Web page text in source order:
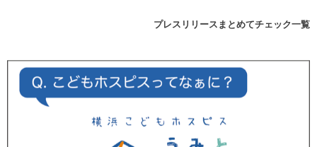
プレスリリースまとめてチェック一覧